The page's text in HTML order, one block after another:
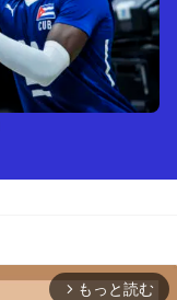
arrow_forward_ios もっと読む